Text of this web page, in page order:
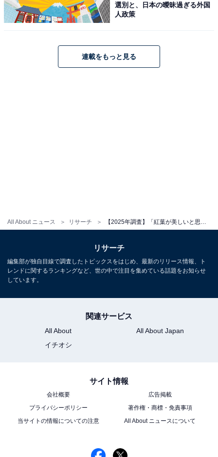
All About ニュース リサーチ
選別と、日本の曖昧過ぎる外国
人政策
連載をもっと見る
リサーチ
編集部が独自目線で調査したトピックスをはじめ、最新のリリース情報、ト
レンドに関するランキングなど、世の中で注目を集めている話題をお知らせ
しています。
関連サービス
All About
All About Japan
イチオシ
サイト情報
会社概要
広告掲載
プライバシーポリシー
著作権・商標・免責事項
当サイトの情報についての注意
All About ニュースについて